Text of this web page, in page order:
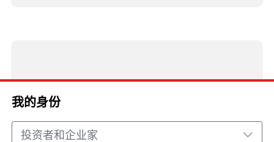
我的身份
投资者和企业家